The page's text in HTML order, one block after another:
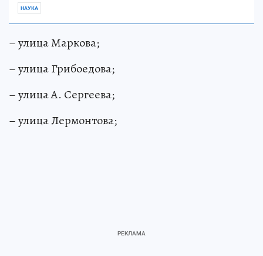
НАУКА
– улица Маркова;
– улица Грибоедова;
– улица А. Сергеева;
– улица Лермонтова;